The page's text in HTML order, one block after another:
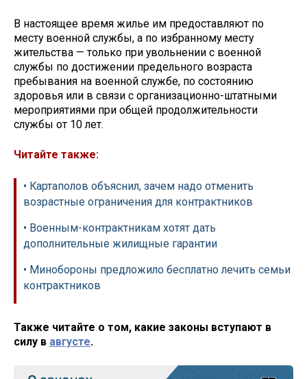
В настоящее время жилье им предоставляют по
месту военной службы, а по избранному месту
жительства — только при увольнении с военной
службы по достижении предельного возраста
пребывания на военной службе, по состоянию
здоровья или в связи с организационно-штатными
мероприятиями при общей продолжительности
службы от 10 лет.
Читайте также:
• Картаполов объяснил, зачем надо отменить
возрастные ограничения для контрактников
• Военным-контрактникам хотят дать
дополнительные жилищные гарантии
• Минобороны предложило бесплатно лечить семьи
контрактников
Также читайте о том, какие законы вступают в
силу в августе.